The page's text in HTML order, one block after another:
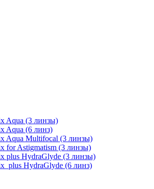
Aqua (3 линзы)
Aqua (6 линз)
Aqua Multifocal (3 линзы)
for Astigmatism (3 линзы)
plus HydraGlyde (3 линзы)
plus HydraGlyde (6 линз)